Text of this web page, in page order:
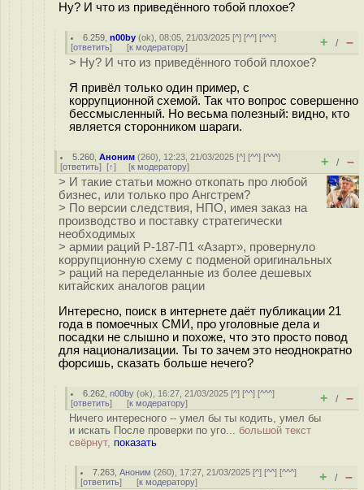
Ну? И что из приведённого тобой плохое?
6.259 ,n00by (ok), 08:05, 21/03/2025 [^] [^^] [^^^]
[ответить] [к модератору] + / –
> Ну? И что из приведённого тобой плохое?
Я привёл только один пример, с
коррупционной схемой. Так что вопрос совершенно
бессмысленный. Но весьма полезный: видно, кто
является сторонником шараги.
5.260 ,Аноним (260), 12:23, 21/03/2025 [^] [^^] [^^^]
[ответить] [↑] [к модератору] + / –
> И такие статьи можно откопать про любой
бизнес, или только про Ангстрем?
> По версии следствия, НПО, имея заказ на
производство и поставку стратегически
необходимых
> армии раций Р-187-П1 «Азарт», провернуло
коррупционную схему с подменой оригинальных
> раций на переделанные из более дешевых
китайских аналогов рации
Интересно, поиск в интернете даёт публикации 21
года в помоечных СМИ, про уголовные дела и
посадки не слышно и похоже, что это просто повод
для национализации. Ты то зачем это неоднократно
форсишь, сказать больше нечего?
6.262 ,n00by (ok), 16:27, 21/03/2025 [^] [^^] [^^^]
[ответить] [к модератору] + / –
Ничего интересного -- умел бы ты кодить, умел бы
и искать После проверки по уго... большой текст
свёрнут, показать
7.263 ,Аноним (260), 17:27, 21/03/2025 [^] [^^] [^^^]
[ответить] [к модератору] + / –